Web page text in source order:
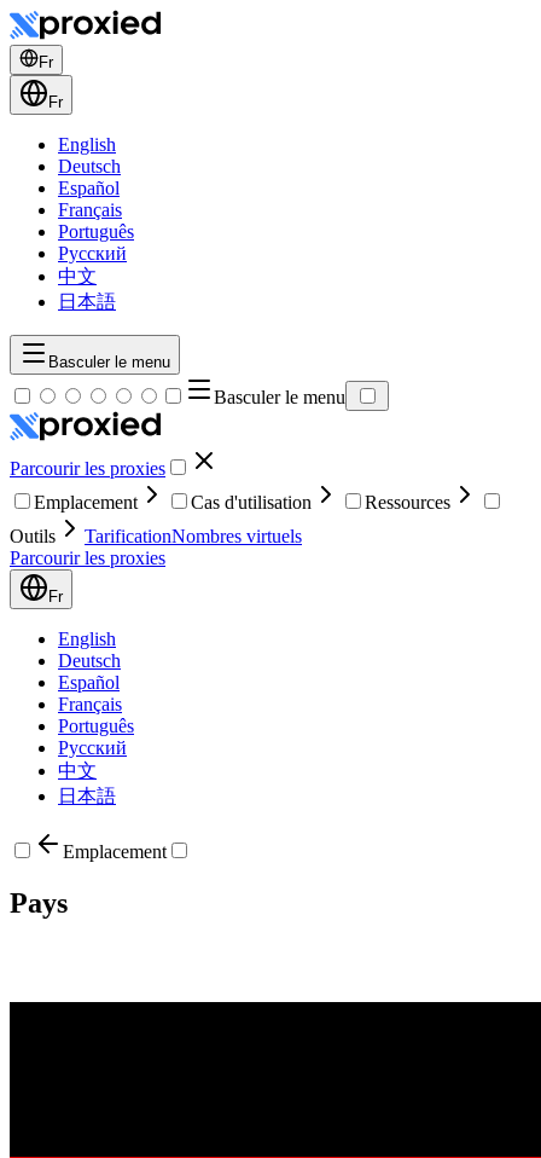
Fr
Fr
English
Deutsch
Español
Français
Português
Русский
中文
日本語
Basculer le menu
Basculer le menu
Parcourir les proxies
Emplacement
Cas d'utilisation
Ressources
Outils
TarificationNombres virtuels
Parcourir les proxies
Fr
English
Deutsch
Español
Français
Português
Русский
中文
日本語
Emplacement
Pays